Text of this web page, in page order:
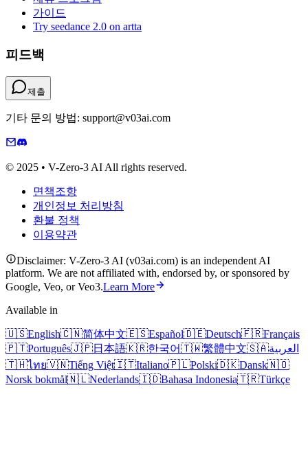
가이드
Try seedance 2.0 on artta
피드백
제출
기타 문의 방법: support@v03ai.com
© 2025 • V-Zero-3 AI All rights reserved.
면책조항
개인정보 처리방침
환불 정책
이용약관
Disclaimer: V-Zero-3 AI (v03ai.com) is an independent AI
platform. We are not affiliated with, endorsed by, or sponsored by
Google, Veo, or Veo3.Learn More
Available in
🇺🇸English🇨🇳简体中文🇪🇸Español🇩🇪Deutsch🇫🇷Français
🇵🇹Português🇯🇵日本語🇰🇷한국어🇹🇼繁體中文🇸🇦العربية
🇹🇭ไทย🇻🇳Tiếng Việt🇮🇹Italiano🇵🇱Polski🇩🇰Dansk🇳🇴
Norsk bokmål🇳🇱Nederlands🇮🇩Bahasa Indonesia🇹🇷Türkçe